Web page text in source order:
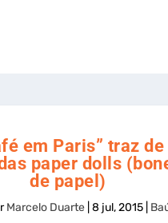
em Paris” traz
paper dolls
de papel)
Marcelo Duarte| 8 jul, 2015|